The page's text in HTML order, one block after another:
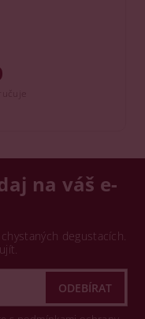
na váš e-
degustacích.